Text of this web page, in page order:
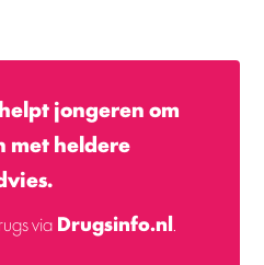
jongeren om
met heldere
viaDrugsinfo.nl